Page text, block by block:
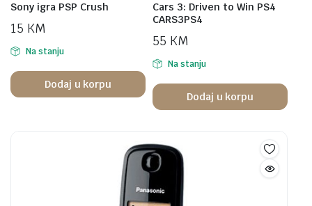
Sony igra PSP Crush
15 KM
Na stanju
Dodaj u korpu
Cars 3: Driven to Win PS4
CARS3PS4
55 KM
Na stanju
Dodaj u korpu